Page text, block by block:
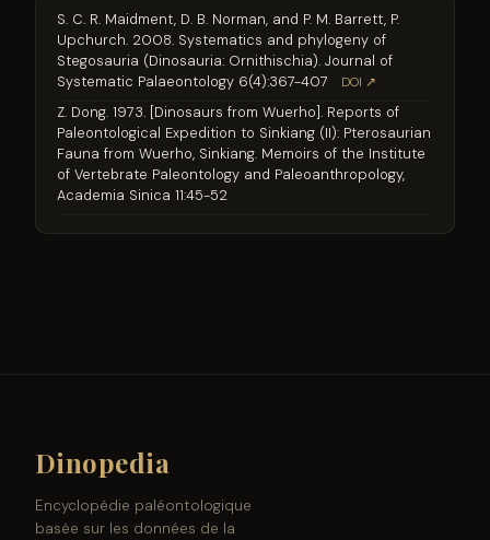
S. C. R. Maidment, D. B. Norman, and P. M. Barrett, P.
Upchurch. 2008. Systematics and phylogeny of
Stegosauria (Dinosauria: Ornithischia). Journal of
Systematic Palaeontology 6(4):367-407
DOI ↗
Z. Dong. 1973. [Dinosaurs from Wuerho]. Reports of
Paleontological Expedition to Sinkiang (II): Pterosaurian
Fauna from Wuerho, Sinkiang. Memoirs of the Institute
of Vertebrate Paleontology and Paleoanthropology,
Academia Sinica 11:45-52
Dinopedia
Encyclopédie paléontologique
basée sur les données de la